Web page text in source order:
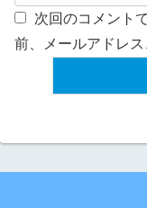
次回のコメント
前、メールアドレス